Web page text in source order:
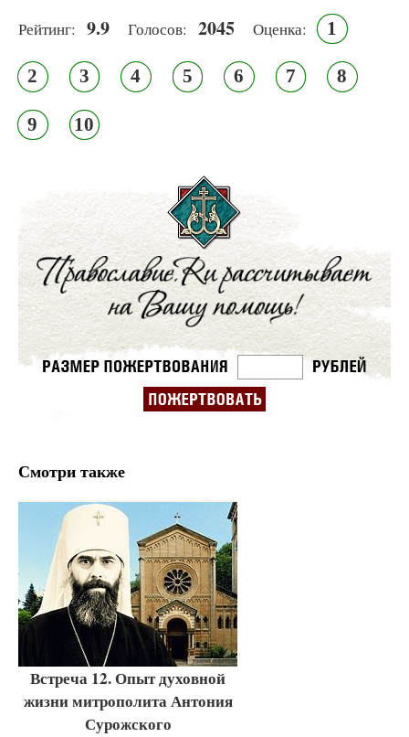
Рейтинг: 9.9 Голосов: 2045 Оценка: 1
2 3 4 5 6 7 8
9 10
Смотри также
Встреча 12. Опыт духовной
жизни митрополита Антония
Сурожского